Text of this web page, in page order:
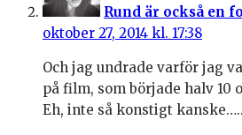
Rund är också en
oktober 27, 2014 kl. 17:38
Och jag undrade varför jag
på film, som började halv 10
Eh, inte så konstigt